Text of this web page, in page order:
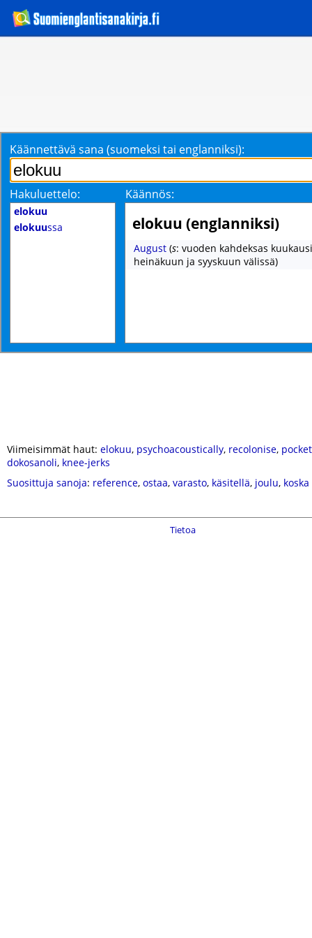
Käännettävä sana (suomeksi tai englanniksi):
Hakuluettelo: Käännös:
elokuu
elokuussa elokuu (englanniksi)
August (s: vuoden kahdeksas
heinäkuun ja syyskuun välissä)
Viimeisimmät haut: elokuu, psychoacoustically, recolonise,
dokosanoli, knee-jerks
Suosittuja sanoja: reference, ostaa, varasto, käsitellä, joulu, koska
Tietoa